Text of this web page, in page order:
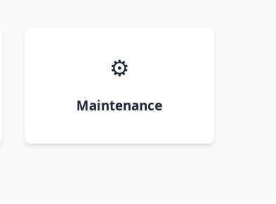
⚙️
Maintenance